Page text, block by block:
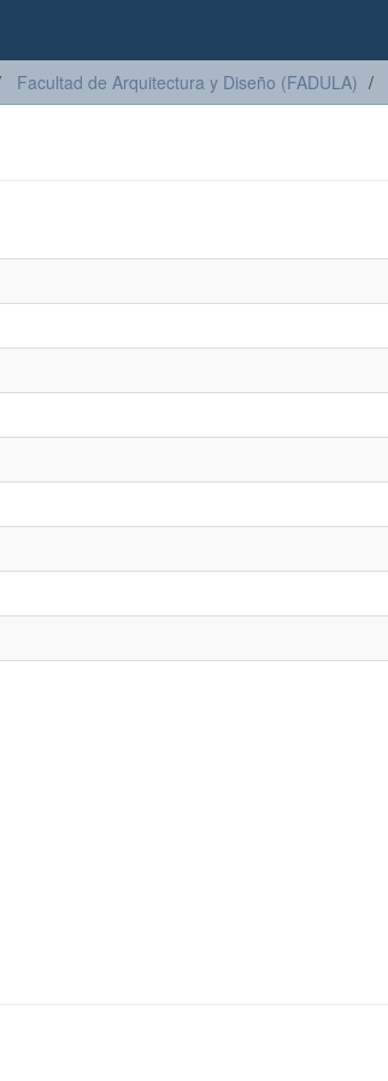
Facultad de Arquitectura y Diseño (FADULA)